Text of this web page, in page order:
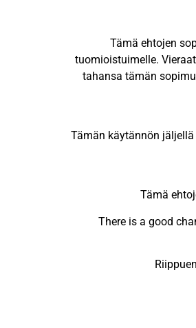
Tämä ehtojen
tuomioistuimelle.
tahansa tämän
Tämän käytännön
Tämä
There is a good